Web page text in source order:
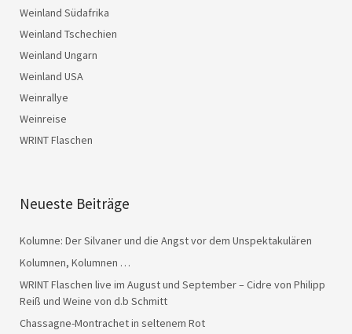
Weinland Südafrika
Weinland Tschechien
Weinland Ungarn
Weinland USA
Weinrallye
Weinreise
WRINT Flaschen
Neueste Beiträge
Kolumne: Der Silvaner und die Angst vor dem Unspektakulären
Kolumnen, Kolumnen …
WRINT Flaschen live im August und September – Cidre von Philipp
Reiß und Weine von d.b Schmitt
Chassagne-Montrachet in seltenem Rot